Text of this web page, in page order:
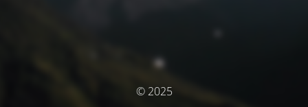
© 2025